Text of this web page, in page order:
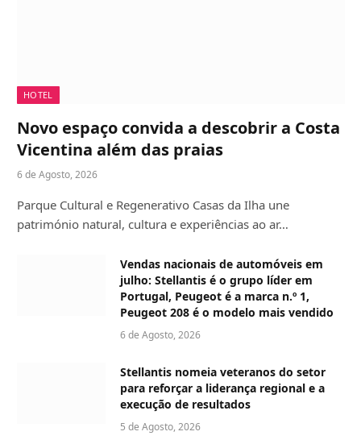
HOTEL
Novo espaço convida a descobrir a Costa
Vicentina além das praias
6 de Agosto, 2026
Parque Cultural e Regenerativo Casas da Ilha une
património natural, cultura e experiências ao ar…
Vendas nacionais de automóveis em
julho: Stellantis é o grupo líder em
Portugal, Peugeot é a marca n.º 1,
Peugeot 208 é o modelo mais vendido
6 de Agosto, 2026
Stellantis nomeia veteranos do setor
para reforçar a liderança regional e a
execução de resultados
5 de Agosto, 2026